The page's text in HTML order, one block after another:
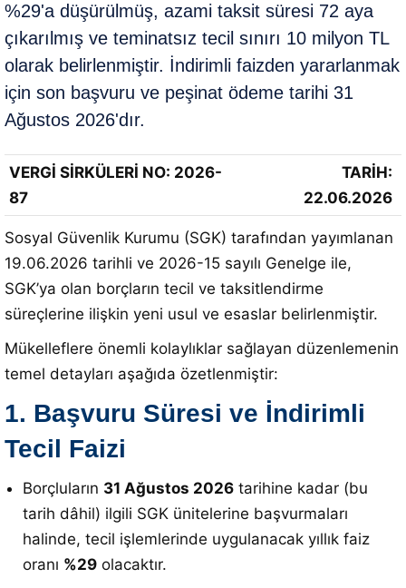
%29'a düşürülmüş, azami taksit süresi 72 aya
çıkarılmış ve teminatsız tecil sınırı 10 milyon TL
olarak belirlenmiştir. İndirimli faizden yararlanmak
için son başvuru ve peşinat ödeme tarihi 31
Ağustos 2026'dır.
VERGİ SİRKÜLERİ NO: 2026-
87
TARİH:
22.06.2026
Sosyal Güvenlik Kurumu (SGK) tarafından yayımlanan
19.06.2026 tarihli ve 2026-15 sayılı Genelge ile,
SGK’ya olan borçların tecil ve taksitlendirme
süreçlerine ilişkin yeni usul ve esaslar belirlenmiştir.
Mükelleflere önemli kolaylıklar sağlayan düzenlemenin
temel detayları aşağıda özetlenmiştir:
1. Başvuru Süresi ve İndirimli
Tecil Faizi
Borçluların 31 Ağustos 2026 tarihine kadar (bu
tarih dâhil) ilgili SGK ünitelerine başvurmaları
halinde, tecil işlemlerinde uygulanacak yıllık faiz
oranı %29 olacaktır.